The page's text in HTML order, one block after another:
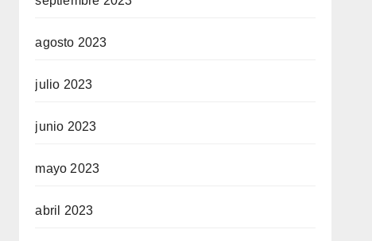
agosto 2023
julio 2023
junio 2023
mayo 2023
abril 2023